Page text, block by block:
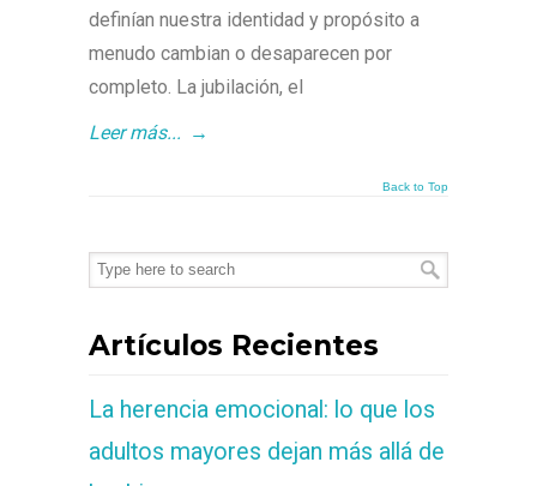
definían nuestra identidad y propósito a
menudo cambian o desaparecen por
completo. La jubilación, el
Leer más... →
Back to Top
Artículos Recientes
La herencia emocional: lo que los
adultos mayores dejan más allá de